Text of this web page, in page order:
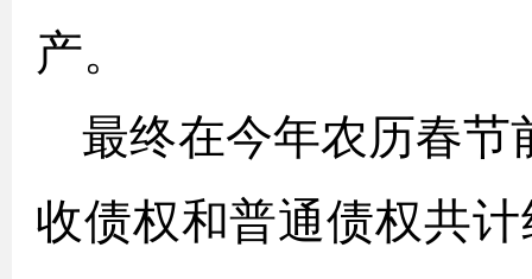
产。
最终在今年农历春节
收债权和普通债权共